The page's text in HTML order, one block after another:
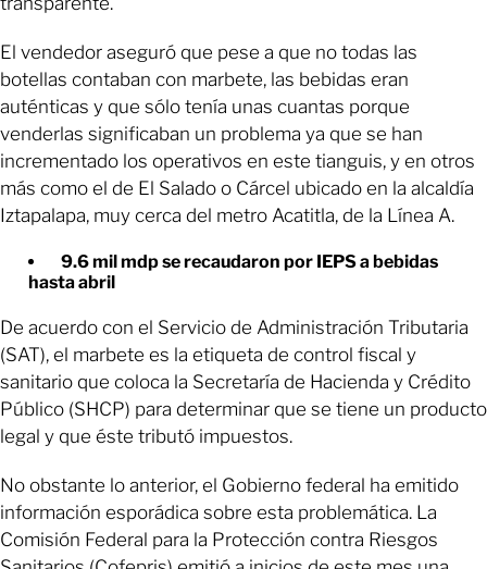
El vendedor aseguró que pese a que no todas las
botellas contaban con marbete, las bebidas eran
auténticas y que sólo tenía unas cuantas porque
venderlas significaban un problema ya que se han
incrementado los operativos en este tianguis, y en otros
más como el de El Salado o Cárcel ubicado en la alcaldía
Iztapalapa, muy cerca del metro Acatitla, de la Línea A.
9.6 mil mdp se recaudaron por IEPS a bebidas
hasta abril
De acuerdo con el Servicio de Administración Tributaria
(SAT), el marbete es la etiqueta de control fiscal y
sanitario que coloca la Secretaría de Hacienda y Crédito
Público (SHCP) para determinar que se tiene un producto
legal y que éste tributó impuestos.
No obstante lo anterior, el Gobierno federal ha emitido
información esporádica sobre esta problemática. La
Comisión Federal para la Protección contra Riesgos